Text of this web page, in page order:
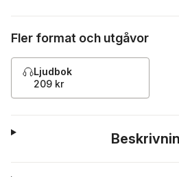
Fler format och utgåvor
Ljudbok
209 kr